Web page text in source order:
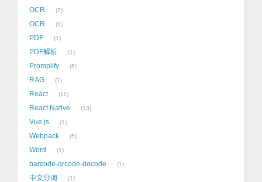
OCR 2
OCR 1
PDF 1
PDF解析 1
Promplify 6
RAG 1
React 11
React Native 13
Vue.js 1
Webpack 5
Word 1
barcode-qrcode-decode 1
中文分词 1